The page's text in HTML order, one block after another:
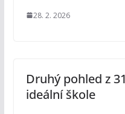
28. 2. 2026
Druhý pohled z
ideální škole